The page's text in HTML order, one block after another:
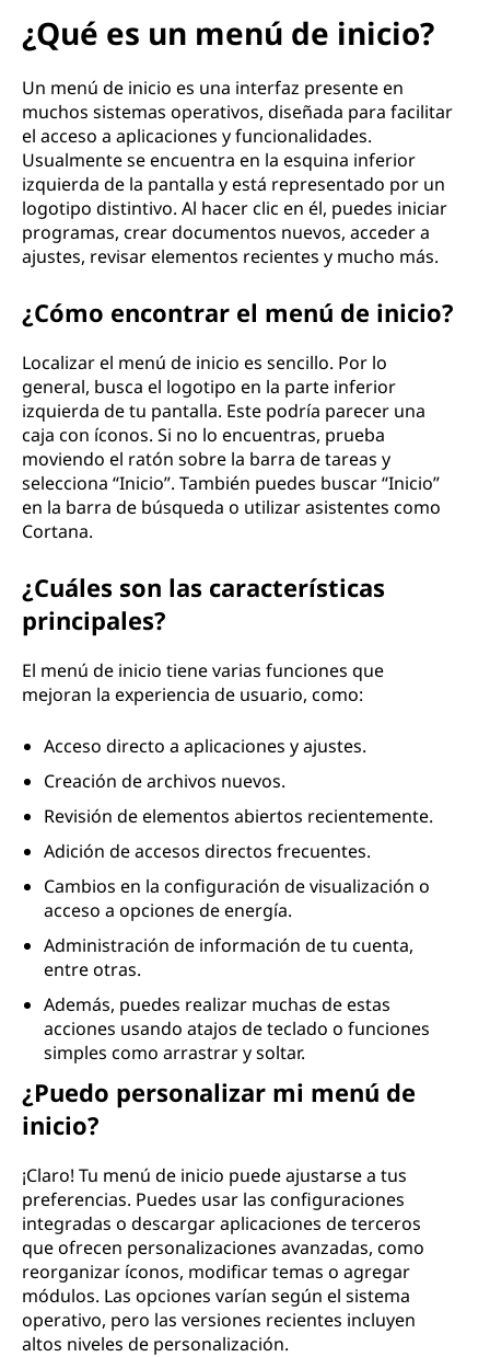
¿Qué es un menú de inicio?
Un menú de inicio es una interfaz presente en
muchos sistemas operativos, diseñada para facilitar
el acceso a aplicaciones y funcionalidades.
Usualmente se encuentra en la esquina inferior
izquierda de la pantalla y está representado por un
logotipo distintivo. Al hacer clic en él, puedes iniciar
programas, crear documentos nuevos, acceder a
ajustes, revisar elementos recientes y mucho más.
¿Cómo encontrar el menú de inicio?
Localizar el menú de inicio es sencillo. Por lo
general, busca el logotipo en la parte inferior
izquierda de tu pantalla. Este podría parecer una
caja con íconos. Si no lo encuentras, prueba
moviendo el ratón sobre la barra de tareas y
selecciona “Inicio”. También puedes buscar “Inicio”
en la barra de búsqueda o utilizar asistentes como
Cortana.
¿Cuáles son las características
principales?
El menú de inicio tiene varias funciones que
mejoran la experiencia de usuario, como:
Acceso directo a aplicaciones y ajustes.
Creación de archivos nuevos.
Revisión de elementos abiertos recientemente.
Adición de accesos directos frecuentes.
Cambios en la configuración de visualización o
acceso a opciones de energía.
Administración de información de tu cuenta,
entre otras.
Además, puedes realizar muchas de estas
acciones usando atajos de teclado o funciones
simples como arrastrar y soltar.
¿Puedo personalizar mi menú de
inicio?
¡Claro! Tu menú de inicio puede ajustarse a tus
preferencias. Puedes usar las configuraciones
integradas o descargar aplicaciones de terceros
que ofrecen personalizaciones avanzadas, como
reorganizar íconos, modificar temas o agregar
módulos. Las opciones varían según el sistema
operativo, pero las versiones recientes incluyen
altos niveles de personalización.